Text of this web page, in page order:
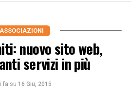
ASSOCIAZIONI
nuovo sito web,
servizi in più
fa su 16 Giu, 2015